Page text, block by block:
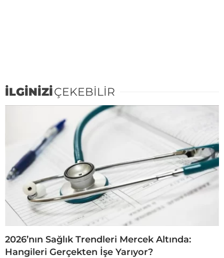
İLGİNİZİÇEKEBİLİR
2026’nın Sağlık Trendleri Mercek Altında:
Hangileri Gerçekten İşe Yarıyor?